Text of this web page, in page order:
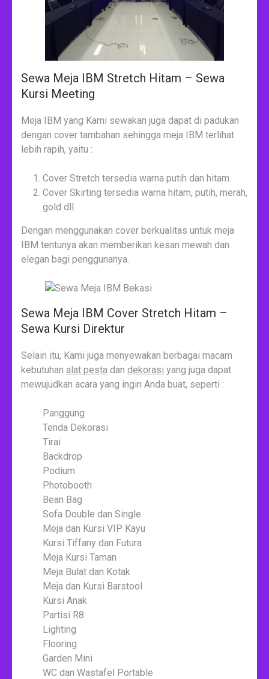
Sewa Meja IBM Stretch Hitam – Sewa
Kursi Meeting
Meja IBM yang Kami sewakan juga dapat di padukan
dengan cover tambahan sehingga meja IBM terlihat
lebih rapih, yaitu :
Cover Stretch tersedia warna putih dan hitam.
Cover Skirting tersedia warna hitam, putih, merah,
gold dll.
Dengan menggunakan cover berkualitas untuk meja
IBM tentunya akan memberikan kesan mewah dan
elegan bagi penggunanya.
Sewa Meja IBM Cover Stretch Hitam –
Sewa Kursi Direktur
Selain itu, Kami juga menyewakan berbagai macam
kebutuhan alat pesta dan dekorasi yang juga dapat
mewujudkan acara yang ingin Anda buat, seperti :
Panggung
Tenda Dekorasi
Tirai
Backdrop
Podium
Photobooth
Bean Bag
Sofa Double dan Single
Meja dan Kursi VIP Kayu
Kursi Tiffany dan Futura
Meja Kursi Taman
Meja Bulat dan Kotak
Meja dan Kursi Barstool
Kursi Anak
Partisi R8
Lighting
Flooring
Garden Mini
WC dan Wastafel Portable